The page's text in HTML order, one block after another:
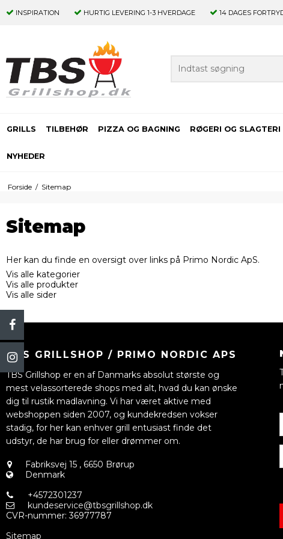
INSPIRATION HURTIG LEVERING 1-3 HVERDAGE 14 DAGES
GRILLS TILBEHØR PIZZA OG BAGNING RØGERI OG SLAGTERI
NYHEDER
Forside / Sitemap
Sitemap
Her kan du finde en oversigt over links på Primo Nordic ApS.
Vis alle kategorier
Vis alle produkter
Vis alle sider
TBS GRILLSHOP / PRIMO NORDIC APS
TBS Grillshop er en af Danmarks absolut største og
mest velassorterede shops med alt, hvad du kan ønske
dig til rustik madlavning. Vi har været aktive med
webshoppen siden 2007, og kundekredsen vokser
stadig, for her kan enhver grill entusiast finde det
udstyr, de har brug for eller drømmer om.
Fabriksvej 15 , 6650 Brørup
Denmark
+4572301237
kundeservice@tbsgrillshop.dk
CVR-nummer: 36977787
Sitemap